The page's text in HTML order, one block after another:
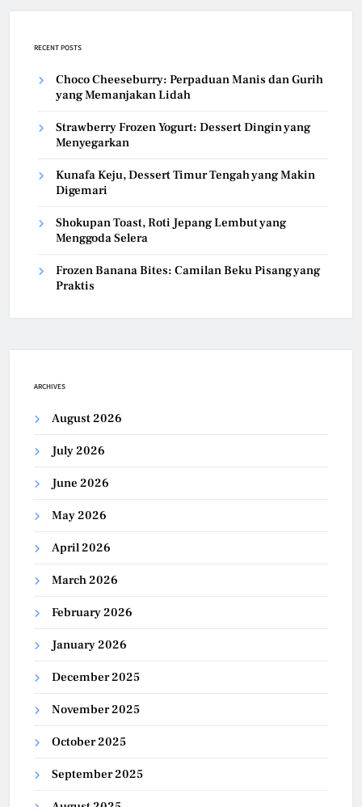
RECENT POSTS
Choco Cheeseburry: Perpaduan Manis dan Gurih
yang Memanjakan Lidah
Strawberry Frozen Yogurt: Dessert Dingin yang
Menyegarkan
Kunafa Keju, Dessert Timur Tengah yang Makin
Digemari
Shokupan Toast, Roti Jepang Lembut yang
Menggoda Selera
Frozen Banana Bites: Camilan Beku Pisang yang
Praktis
ARCHIVES
August 2026
July 2026
June 2026
May 2026
April 2026
March 2026
February 2026
January 2026
December 2025
November 2025
October 2025
September 2025